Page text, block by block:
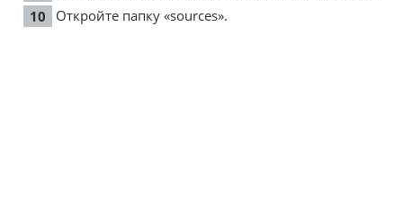
Откройте папку «sources».